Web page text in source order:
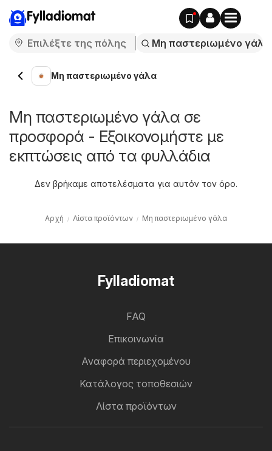
Fylladiomat
Μη παστεριωμένο γάλα
Μη παστεριωμένο γάλα σε
προσφορά - Εξοικονομήστε με
εκπτώσεις από τα φυλλάδια
Δεν βρήκαμε αποτελέσματα για αυτόν τον όρο.
Αρχή Λίστα προϊόντων Μη παστεριωμένο γάλα
Fylladiomat
FAQ
Επικοινωνία
Αναφορά περιεχομένου
Κατάλογος τοποθεσιών
Λίστα προϊόντων